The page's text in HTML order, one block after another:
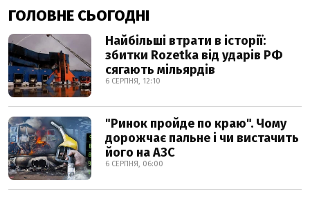
ГОЛОВНЕ СЬОГОДНІ
Найбільші втрати в історії:
збитки Rozetka від ударів РФ
сягають мільярдів
6 СЕРПНЯ, 12:10
"Ринок пройде по краю". Чому
дорожчає пальне і чи вистачить
його на АЗС
6 СЕРПНЯ, 06:00